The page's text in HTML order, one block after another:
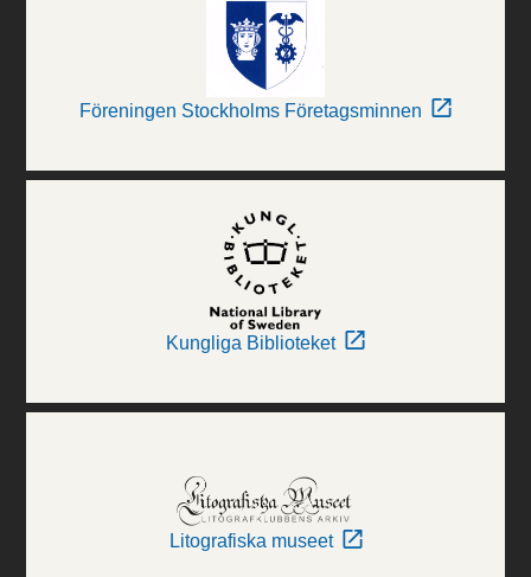
Föreningen Stockholms Företagsminnen
Kungliga Biblioteket
Litografiska museet